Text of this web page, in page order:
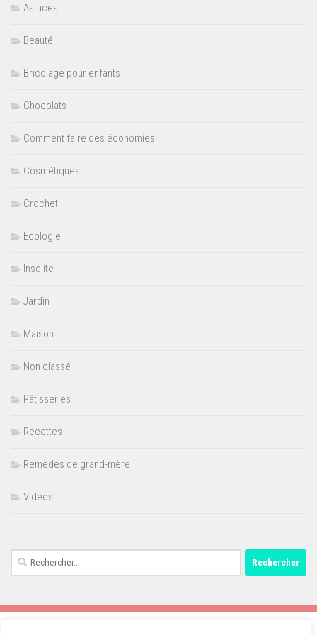
Astuces
Beauté
Bricolage pour enfants
Chocolats
Comment faire des économies
Cosmétiques
Crochet
Ecologie
Insolite
Jardin
Maison
Non classé
Pâtisseries
Recettes
Remèdes de grand-mère
Vidéos
Rechercher :